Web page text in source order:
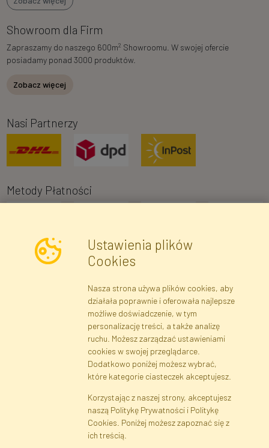
Showroom dla Firm
Zapraszamy do naszego 600m2 Showroomu. W swojej ofercie
posiadamy ponad 3000 produktów.
Zobacz więcej
Nasi Partnerzy
Metody Płatności
Zapisz się
Dane rejestrowe Regulamin
Polityka Prywatności
Pomoc
Mapa serwisu
Cookies Język
Ustawienia plików
Cookies
Nasza strona używa plików cookies, aby
działała poprawnie i oferowała najlepsze
możliwe doświadczenie, w tym
personalizację treści, a także analizę
ruchu. Możesz zarządzać ustawieniami
cookies w swojej przeglądarce.
Dodatkowo poniżej możesz wybrać,
które kategorie ciasteczek akceptujesz.
Korzystając z naszej strony, akceptujesz
naszą Politykę Prywatności i Politykę
Cookies. Poniżej możesz zapoznać się z
ich treścią.